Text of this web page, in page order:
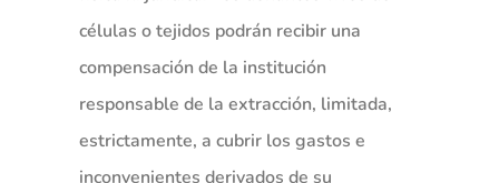
células o tejidos podrán recibir una
compensación de la institución
responsable de la extracción, limitada,
estrictamente, a cubrir los gastos e
inconvenientes derivados de su